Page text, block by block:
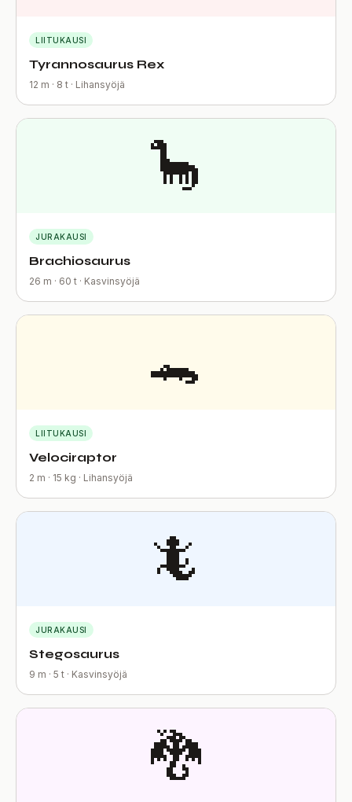
LIITUKAUSI
Tyrannosaurus Rex
12 m · 8 t · Lihansyöjä
🦕
JURAKAUSI
Brachiosaurus
26 m · 60 t · Kasvinsyöjä
🐊
LIITUKAUSI
Velociraptor
2 m · 15 kg · Lihansyöjä
🦎
JURAKAUSI
Stegosaurus
9 m · 5 t · Kasvinsyöjä
🐉